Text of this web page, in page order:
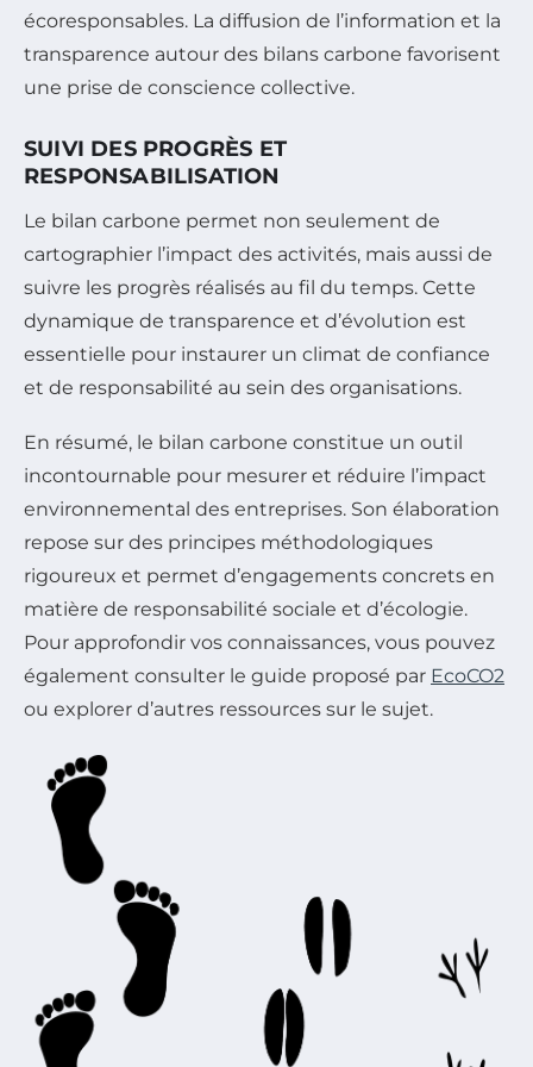
écoresponsables. La diffusion de l’information et la
transparence autour des bilans carbone favorisent
une prise de conscience collective.
SUIVI DES PROGRÈS ET
RESPONSABILISATION
Le bilan carbone permet non seulement de
cartographier l’impact des activités, mais aussi de
suivre les progrès réalisés au fil du temps. Cette
dynamique de transparence et d’évolution est
essentielle pour instaurer un climat de confiance
et de responsabilité au sein des organisations.
En résumé, le bilan carbone constitue un outil
incontournable pour mesurer et réduire l’impact
environnemental des entreprises. Son élaboration
repose sur des principes méthodologiques
rigoureux et permet d’engagements concrets en
matière de responsabilité sociale et d’écologie.
Pour approfondir vos connaissances, vous pouvez
également consulter le guide proposé par EcoCO2
ou explorer d’autres ressources sur le sujet.